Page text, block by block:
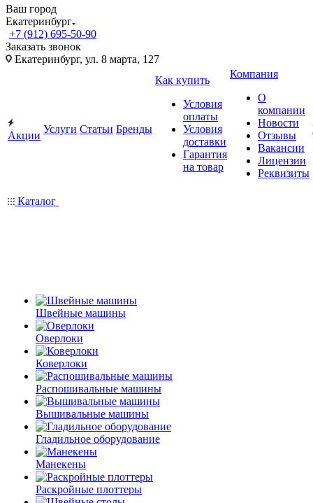
Ваш город
Екатеринбург
+7 (912) 695-50-90
Заказать звонок
Екатеринбург, ул. 8 марта, 127
Акции
Услуги Статьи Бренды
Как купить
Условия
оплаты
Условия
доставки
Гарантия
на товар
Компания
О
компании
Новости
Отзывы
Вакансии
Лицензии
Реквизиты
Каталог
Швейные машины
Оверлоки
Коверлоки
Распошивальные машины
Вышивальные машины
Гладильное оборудование
Манекены
Раскройные плоттеры